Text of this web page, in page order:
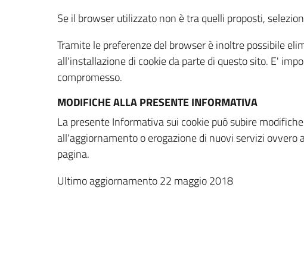
Se il browser utilizzato non è tra quelli proposti,
Tramite le preferenze del browser è inoltre possibile
all'installazione di cookie da parte di questo sito. E'
compromesso.
MODIFICHE ALLA PRESENTE INFORMATIVA
La presente Informativa sui cookie può subire
all'aggiornamento o erogazione di nuovi servizi
pagina.
Ultimo aggiornamento 22 maggio 2018